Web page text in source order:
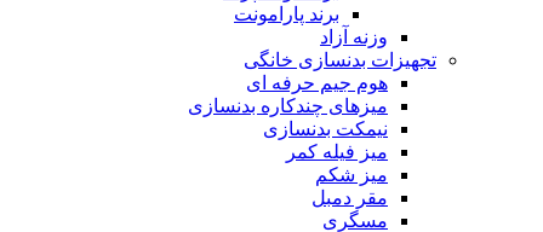
برند پارامونت
وزنه آزاد
تجهیزات بدنسازی خانگی
هوم جیم حرفه ای
میزهای چندکاره بدنسازی
نیمکت بدنسازی
میز فیله کمر
میز شکم
مقر دمبل
مسگری